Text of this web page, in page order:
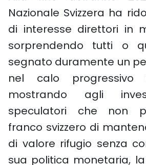
Nazionale Svizzera ha
di interesse direttori in
sorprendendo tutti o
segnato duramente un
nel calo progressivo
mostrando agli
speculatori che non
franco svizzero di
di valore rifugio senza
sua politica monetaria,